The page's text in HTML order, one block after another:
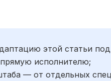
этой статьи
исполнителю;
— от отдельных